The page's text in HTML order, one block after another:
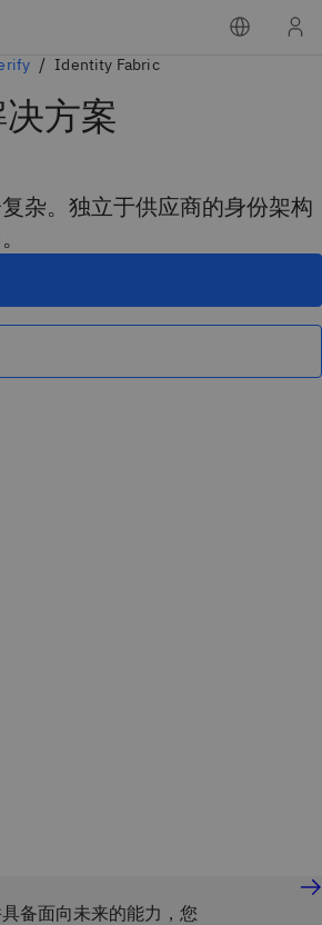
Identity Fabric
方案
杂。独立于供应商的身份架构
备面向未来的能力，您